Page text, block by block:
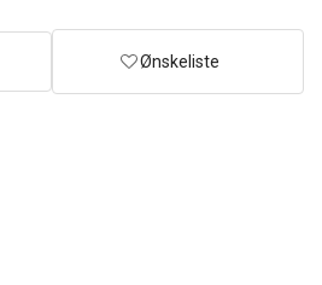
Ønskeliste